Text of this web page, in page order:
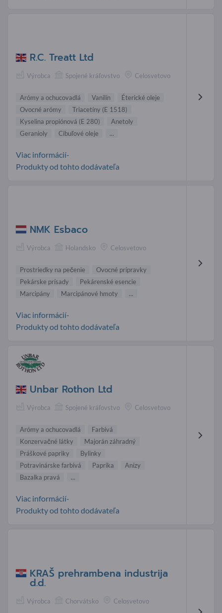
R.C. Treatt Ltd
Výrobca Spojené kráľovstvo Celosvetovo
Arómy a ochucovadlá Vanilín
Éterické oleje
Ovocné arómy
Triacetíny (E 1518)
Kyselina propiónová (E 280)
Anetoly
Geranioly
Cibuľové oleje ...
Viac informácií-
Produkty od tohto dodávateľa
NMK Esbaco
Výrobca Holandsko Celosvetovo
Prostriedky na pečenie
Ovocné prípravky
Pekárske prísady
Pekárenské esencie
Marcipány
Marcipánové hmoty ...
Viac informácií-
Produkty od tohto dodávateľa
Unbar Rothon Ltd
Výrobca Spojené kráľovstvo Celosvetovo
Arómy a ochucovadlá
Farbivá
Konzervačné látky
Majorán záhradný
Práškové papriky
Bylinky
Potravinárske farbivá
Paprika
Anízy
Bazalka pravá
...
Viac informácií-
Produkty od tohto dodávateľa
KRAŠ prehrambena industrija
d.d.
Výrobca Chorvátsko Celosvetovo